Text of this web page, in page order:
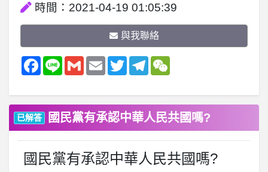
時間：2021-04-19 01:05:39
與我聯絡
Facebook
Line GmailEmail TwitterTelegramWeChat
已解答 國民黨有承認中華人民共國嗎?
國民黨有承認中華人民共國嗎?